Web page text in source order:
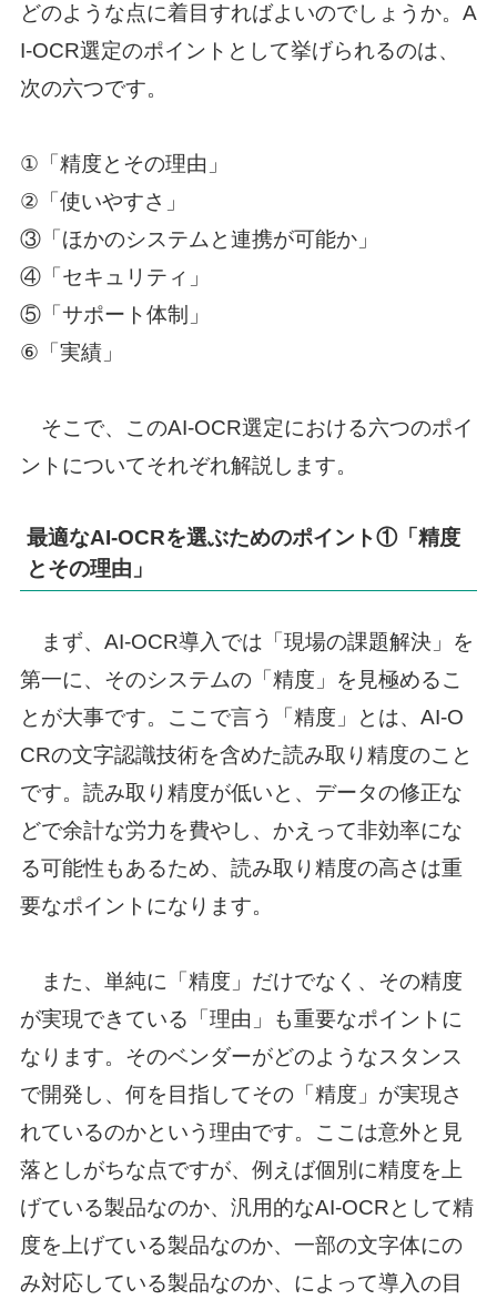
どのような点に着目すればよいのでしょうか。A
I-OCR選定のポイントとして挙げられるのは、
次の六つです。
①「精度とその理由」
②「使いやすさ」
③「ほかのシステムと連携が可能か」
④「セキュリティ」
⑤「サポート体制」
⑥「実績」
そこで、このAI-OCR選定における六つのポイ
ントについてそれぞれ解説します。
最適なAI-OCRを選ぶためのポイント①「精度
とその理由」
まず、AI-OCR導入では「現場の課題解決」を
第一に、そのシステムの「精度」を見極めるこ
とが大事です。ここで言う「精度」とは、AI-O
CRの文字認識技術を含めた読み取り精度のこと
です。読み取り精度が低いと、データの修正な
どで余計な労力を費やし、かえって非効率にな
る可能性もあるため、読み取り精度の高さは重
要なポイントになります。
また、単純に「精度」だけでなく、その精度
が実現できている「理由」も重要なポイントに
なります。そのベンダーがどのようなスタンス
で開発し、何を目指してその「精度」が実現さ
れているのかという理由です。ここは意外と見
落としがちな点ですが、例えば個別に精度を上
げている製品なのか、汎用的なAI-OCRとして精
度を上げている製品なのか、一部の文字体にの
み対応している製品なのか、によって導入の目